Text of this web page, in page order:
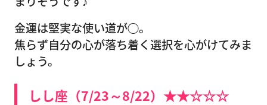
金運は堅実な使い道が◯。
焦らず自分の心が落ち着く選択を心がけてみま
しょう。
しし座（7/23～8/22）★★☆☆☆